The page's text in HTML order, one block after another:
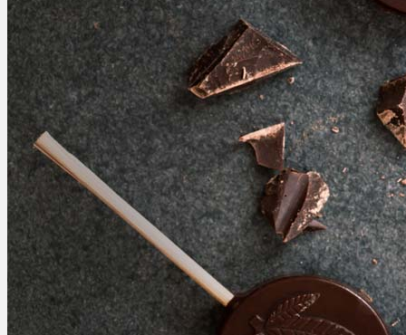
Alle Krankheiten
Chronische Schmerzen
ADHS
Angststörungen
Chronische Migräne
Depressionen